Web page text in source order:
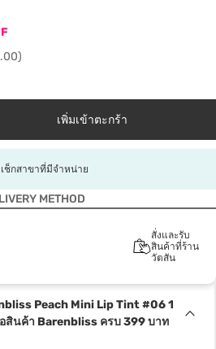
เพิ่มเข้าตะกร้า
เช็กสาขาที่มีจำหน่าย
METHOD
สั่งและรับ
สินค้าที่ร้าน
วัตสัน
Peach Mini Lip Tint #06 1
สินค้า Barenbliss ครบ 399 บาท